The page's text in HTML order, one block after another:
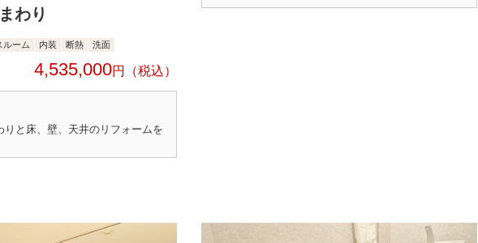
わり
ルーム 内装 断熱 洗面
4,535,000円
りと床、壁、天井のリフォームを